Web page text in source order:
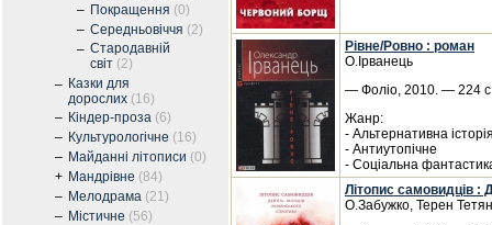
– Покращення (0)
– Середньовіччя (2)
– Стародавній
світ (2)
– Казки для
дорослих (16)
– Кіндер-проза (6)
– Культурологічне (16)
– Майданні літописи (0)
+ Мандрівне (84)
– Мелодрама (21)
– Містичне (56)
Рівне/Ровно : роман
О.Ірванець
— Фоліо, 2010. — 224
Жанр:
- Альтернативна
- Антиутопічне
- Соціальна
Літопис самовидців :
О.Забужко, Терен